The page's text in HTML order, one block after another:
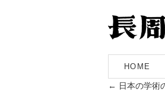
HOME
← 日本の学